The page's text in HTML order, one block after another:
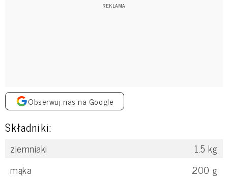
Obserwuj nas na Google
Składniki:
ziemniaki 1.5 kg
mąka
200 g